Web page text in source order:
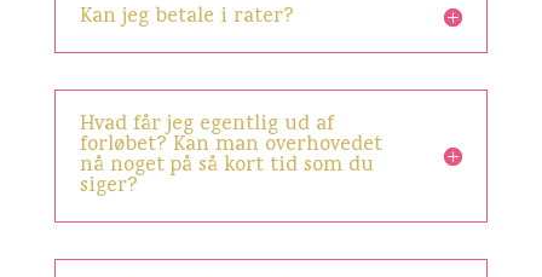
Kan jeg betale i rater?
Hvad får jeg egentlig ud af
forløbet? Kan man overhovedet
nå noget på så kort tid som du
siger?